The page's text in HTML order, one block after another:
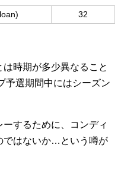
32
時期が多少異なること
予選期間中にはシーズン
するために、コンディ
ではないか…という噂が